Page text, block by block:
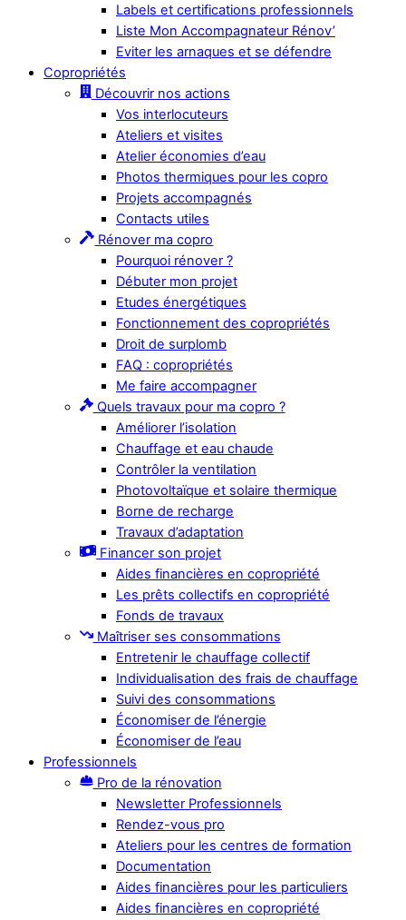
Labels et certifications professionnels
Liste Mon Accompagnateur Rénov’
Eviter les arnaques et se défendre
Copropriétés
Découvrir nos actions
Vos interlocuteurs
Ateliers et visites
Atelier économies d’eau
Photos thermiques pour les copro
Projets accompagnés
Contacts utiles
Rénover ma copro
Pourquoi rénover ?
Débuter mon projet
Etudes énergétiques
Fonctionnement des copropriétés
Droit de surplomb
FAQ : copropriétés
Me faire accompagner
Quels travaux pour ma copro ?
Améliorer l’isolation
Chauffage et eau chaude
Contrôler la ventilation
Photovoltaïque et solaire thermique
Borne de recharge
Travaux d’adaptation
Financer son projet
Aides financières en copropriété
Les prêts collectifs en copropriété
Fonds de travaux
Maîtriser ses consommations
Entretenir le chauffage collectif
Individualisation des frais de chauffage
Suivi des consommations
Économiser de l’énergie
Économiser de l’eau
Professionnels
Pro de la rénovation
Newsletter Professionnels
Rendez-vous pro
Ateliers pour les centres de formation
Documentation
Aides financières pour les particuliers
Aides financières en copropriété